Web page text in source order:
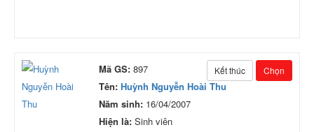
Kết thúc Chọn
Mã GS: 897
Tên: Huỳnh Nguyễn Hoài Thu
Năm sinh: 16/04/2007
Hiện là: Sinh viên